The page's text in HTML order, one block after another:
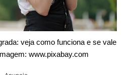
veja como funciona e se vale
www.pixabay.com